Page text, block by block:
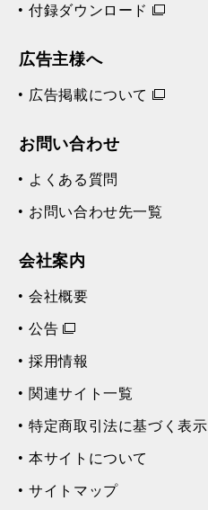
付録ダウンロード
広告主様へ
広告掲載について
お問い合わせ
よくある質問
お問い合わせ先一覧
会社案内
会社概要
公告
採用情報
関連サイト一覧
特定商取引法に基づく表示
本サイトについて
サイトマップ